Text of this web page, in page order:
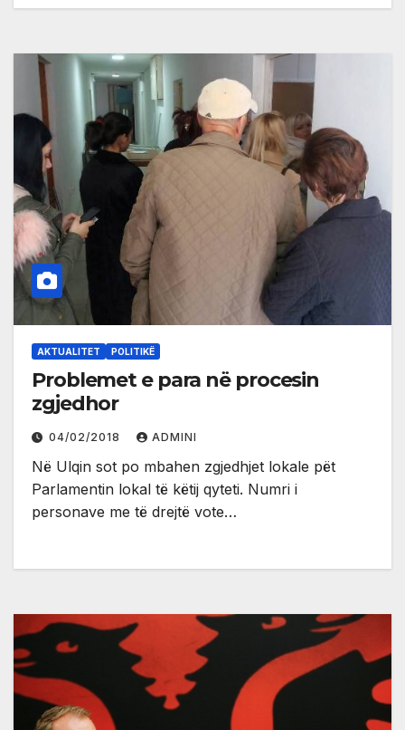
AKTUALITET POLITIKË
Problemet e para në procesin
zgjedhor
04/02/2018 ADMINI
Në Ulqin sot po mbahen zgjedhjet lokale pët
Parlamentin lokal të këtij qyteti. Numri i
personave me të drejtë vote…